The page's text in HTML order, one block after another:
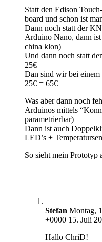
Statt den Edison
board und schon ist
Dann noch statt der
Arduino Nano, dann
china klon)
Und dann noch statt
25€
Dan sind wir bei
25€ = 65€
Was aber dann noch
Arduinos mittels
parametrierbar)
Dann ist auch
LED’s +
So sieht mein Prototyp
Stefan Montag,
+0000 15. Juli
Hallo ChriD!